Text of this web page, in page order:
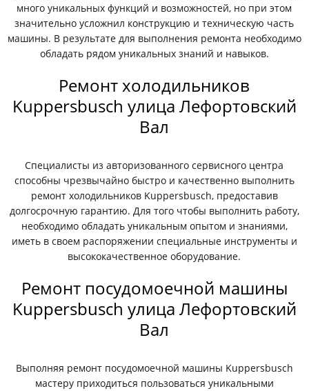
много уникальных функций и возможностей, но при этом
значительно усложнил конструкцию и техническую часть
машины. В результате для выполнения ремонта необходимо
обладать рядом уникальных знаний и навыков.
Ремонт холодильников
Kuppersbusch улица Лефортовский
Вал
Специалисты из авторизованного сервисного центра
способны чрезвычайно быстро и качественно выполнить
ремонт холодильников Kuppersbusch, предоставив
долгосрочную гарантию. Для того чтобы выполнить работу,
необходимо обладать уникальным опытом и знаниями,
иметь в своем распоряжении специальные инструменты и
высококачественное оборудование.
Ремонт посудомоечной машины
Kuppersbusch улица Лефортовский
Вал
Выполняя ремонт посудомоечной машины Kuppersbusch
мастеру приходиться пользоваться уникальными